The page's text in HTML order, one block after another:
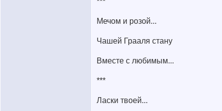
Мечом и розой...
Чашей Грааля стану
Вместе с любимым...
***
Ласки твоей...